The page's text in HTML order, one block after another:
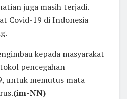
juga masih terjadi.
Covid-19 di Indonesia
kepada masyarakat
pencegahan
untuk memutus mata
(im-NN)